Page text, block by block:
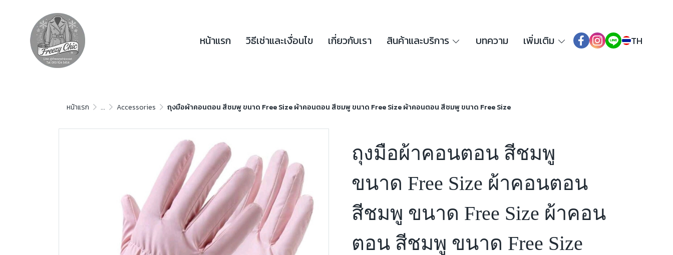
หน้าแรก วิธีเช่าและเงื่อนไข เกี่ยวกับเรา สินค้าและบริการ บทความ เพิ่มเติม TH
หน้าแรก ... Accessories ถุงมือผ้าคอนตอน สีชมพู ขนาด Free Size ผ้าคอนตอน สีชมพู ขนาด Free Size ผ้าคอนตอน สีชมพู ขนาด Free Size
ถุงมือผ้าคอนตอน สีชมพู
ขนาด Free Size ผ้าคอนตอน
สีชมพู ขนาด Free Size ผ้าคอน
ตอน สีชมพู ขนาด Free Size